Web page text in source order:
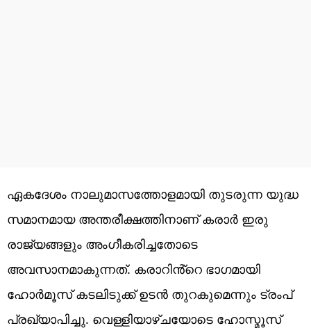
ഏകദേശം നാലുമാസത്തോളമായി തുടരുന്ന യുദ്ധ
സമാനമായ അന്തരീക്ഷത്തിനാണ് കരാർ ഇരു
രാജ്യങ്ങളും അംഗീകരിച്ചതോടെ
അവസാനമാകുന്നത്. കരാറിൻ്റെ ഭാഗമായി
ഹോർമൂസ് കടലിടുക്ക് ഉടൻ തുറകുമെന്നും ട്രംപ്
പ്രഖ്യാപിച്ചു. വെള്ളിയാഴ്ചയോടെ ഹോസ്മൂസ്